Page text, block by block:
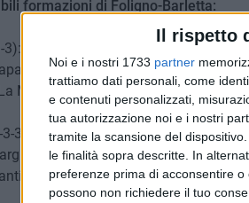
Il rispetto
Noi e i nostri 1733 partner
trattiamo dati personali, come
e contenuti personalizzati,
tua autorizzazione noi e i nostri
tramite la scansione del
le finalità sopra descritte. In
preferenze prima di acconsentire o
possono non richiedere il tuo
formazioni di Foligno-Barletta:
3): Rossini; Della Penna, Merli Sala,
Giacomelli; Falcinelli, Cavagna.
Mantia, Civilleri. Allenatore:
3-3): Di Masi; Galeoto, Anselmi,
Bellomo. A disposizione:
Shiba. Allenatore: